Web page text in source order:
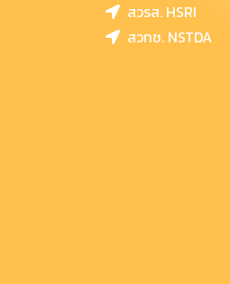
สวรส. HSRI
สวทช. NSTDA